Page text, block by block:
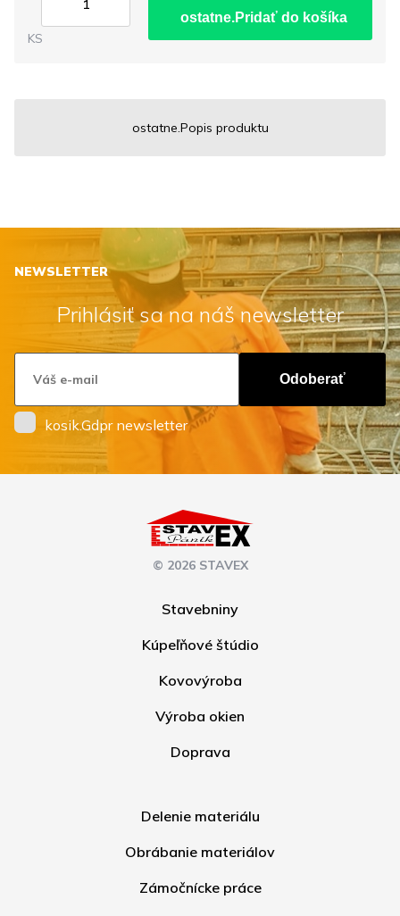
KS
ostatne.Pridať do košíka
ostatne.Popis produktu
NEWSLETTER
Prihlásiť sa na náš newsletter
Odoberať
kosik.Gdpr newsletter
© 2026 STAVEX
Stavebniny
Kúpeľňové štúdio
Kovovýroba
Výroba okien
Doprava
Delenie materiálu
Obrábanie materiálov
Zámočnícke práce